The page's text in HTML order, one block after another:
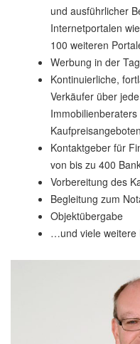
und ausführlicher
Internetportalen
100 weiteren
Werbung in der
Kontinuierliche,
Verkäufer über
Kaufpreisangeboten
Kontaktgeber für
von bis zu 400
Vorbereitung des
Begleitung zum
Objektübergabe
…und viele weitere